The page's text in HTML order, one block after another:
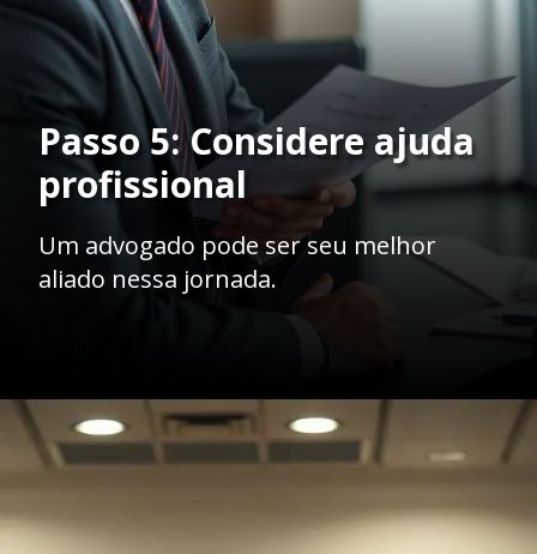
Passo 5: Considere ajuda
profissional
Um advogado pode ser seu melhor
aliado nessa jornada.
Opening https://ademilsoncs.adv.br/